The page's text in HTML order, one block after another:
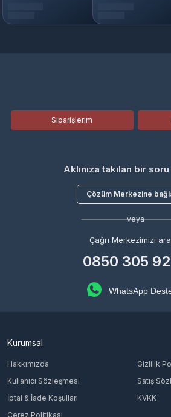
Siparişlerim
Aklınıza takılan bir
Çözüm Merkezine
veya
Çağrı Merkezimizi
0850 305
WhatsApp
Kurumsal
Hakkımızda
Gizlilik
Kullanıcı Sözleşmesi
Satış
İptal & İade Koşulları
KVKK
Çerez Politikası